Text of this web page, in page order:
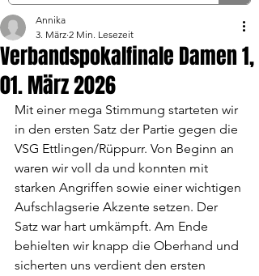
Verbandspokalfinale Damen 1,
01. März 2026
Annika
3. März 2 Min. Lesezeit
Mit einer mega Stimmung starteten wir
in den ersten Satz der Partie gegen die
VSG Ettlingen/Rüppurr. Von Beginn an
waren wir voll da und konnten mit
starken Angriffen sowie einer wichtigen
Aufschlagserie Akzente setzen. Der
Satz war hart umkämpft. Am Ende
behielten wir knapp die Oberhand und
sicherten uns verdient den ersten